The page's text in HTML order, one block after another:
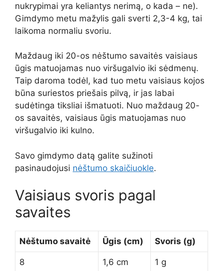
nukrypimai yra keliantys nerimą, o kada – ne).
Gimdymo metu mažylis gali sverti 2,3-4 kg, tai
laikoma normaliu svoriu.
Maždaug iki 20-os nėštumo savaitės vaisiaus
ūgis matuojamas nuo viršugalvio iki sėdmenų.
Taip daroma todėl, kad tuo metu vaisiaus kojos
būna suriestos priešais pilvą, ir jas labai
sudėtinga tiksliai išmatuoti. Nuo maždaug 20-
os savaitės, vaisiaus ūgis matuojamas nuo
viršugalvio iki kulno.
Savo gimdymo datą galite sužinoti
pasinaudojusi nėštumo skaičiuokle.
Vaisiaus svoris pagal
savaites
Nėštumo savaitė Ūgis (cm) Svoris (g)
8 1,6 cm 1 g